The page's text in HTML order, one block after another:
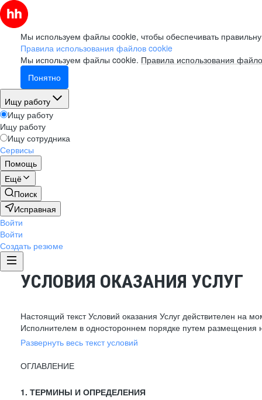
Мы используем файлы cookie, чтобы обеспечивать
Правила использования файлов cookie
Мы используем файлы cookie. Правила использования
Понятно
Ищу работу
Ищу работу
Ищу работу
Ищу сотрудника
Сервисы
Помощь
Ещё
Поиск
Исправная
Войти
Войти
Создать резюме
УСЛОВИЯ ОКАЗАНИЯ УСЛУГ
Настоящий текст Условий оказания Услуг действителен на
Исполнителем в одностороннем порядке путем размещения
Развернуть весь текст условий
ОГЛАВЛЕНИЕ
1. ТЕРМИНЫ И ОПРЕДЕЛЕНИЯ